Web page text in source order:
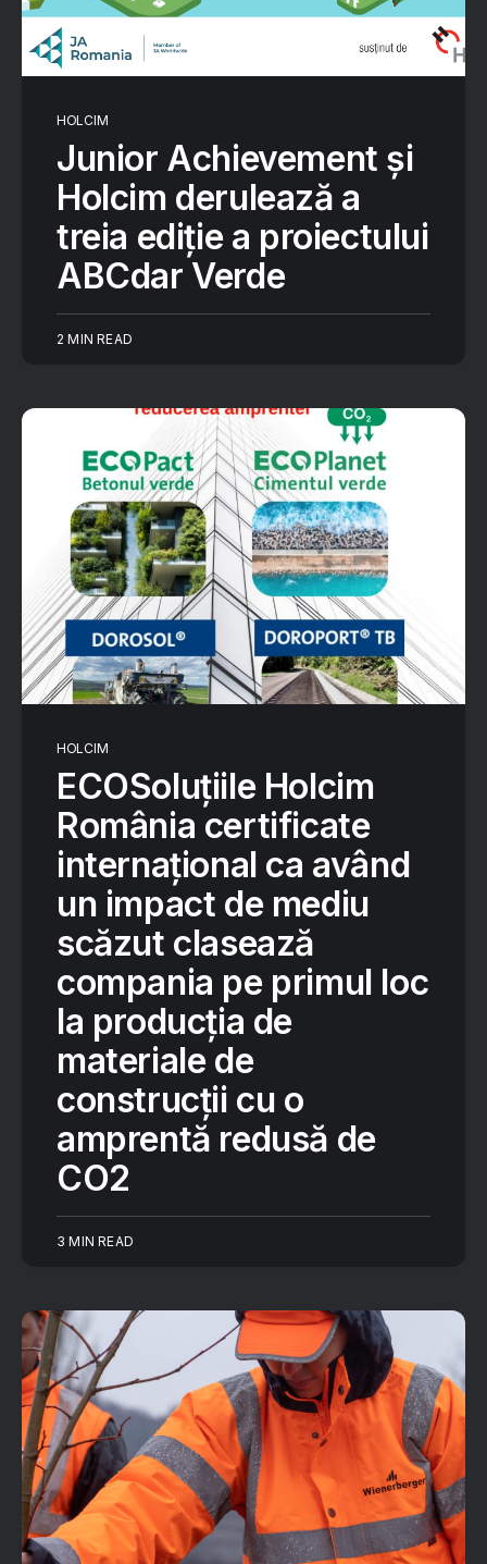
HOLCIM
Junior Achievement și
Holcim derulează a
treia ediție a proiectului
ABCdar Verde
2 MIN READ
HOLCIM
ECOSoluțiile Holcim
România certificate
internațional ca având
un impact de mediu
scăzut clasează
compania pe primul loc
la producția de
materiale de
construcții cu o
amprentă redusă de
CO2
3 MIN READ